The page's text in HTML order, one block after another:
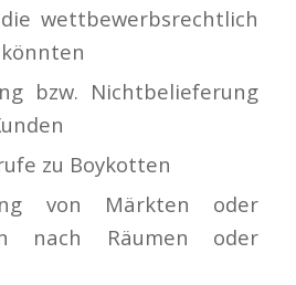
wettbewerbsrechtlich
bzw. Nichtbelieferung
zu Boykotten
von Märkten oder
nach Räumen oder